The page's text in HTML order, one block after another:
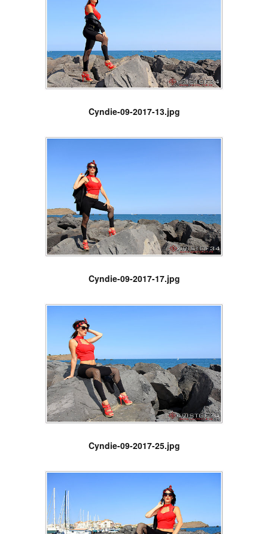
Cyndie-09-2017-13.jpg
Cyndie-09-2017-17.jpg
Cyndie-09-2017-25.jpg